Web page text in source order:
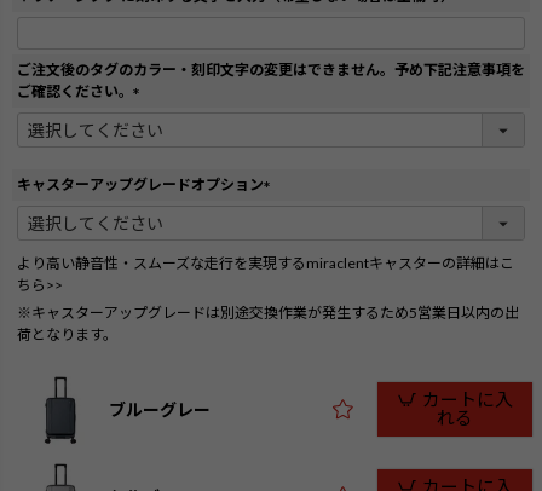
ご注文後のタグのカラー・刻印文字の変更はできません。予め下記注意事項を
ご確認ください。
必
)
キャスターアップグレードオプション
須
より高い静音性・スムーズな走行を実現するmiraclentキャスターの詳細はこ
ちら>>
※キャスターアップグレードは別途交換作業が発生するため5営業日以内の出
荷となります。
ブルーグレー
カートに入
れる
カートに入